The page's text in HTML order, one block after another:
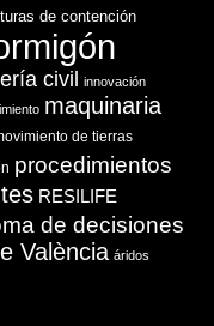
de contención
civil innovación
maquinaria
de tierras
procedimientos
RESILIFE
de decisiones
València áridos